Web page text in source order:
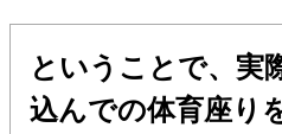
ということで、実
込んでの体育座り